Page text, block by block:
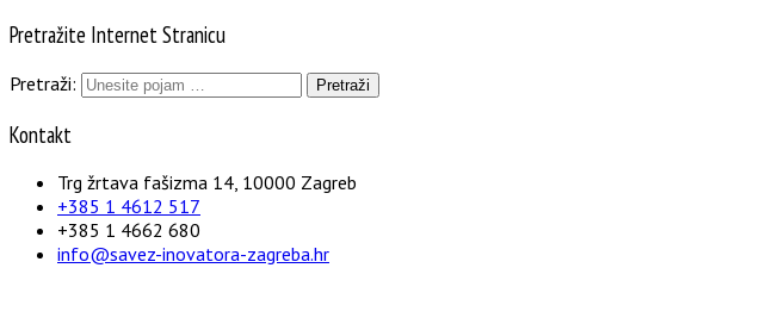
Pretražite Internet Stranicu
Pretraži:
Kontakt
Trg žrtava fašizma 14, 10000 Zagreb
+385 1 4612 517
+385 1 4662 680
info@savez-inovatora-zagreba.hr